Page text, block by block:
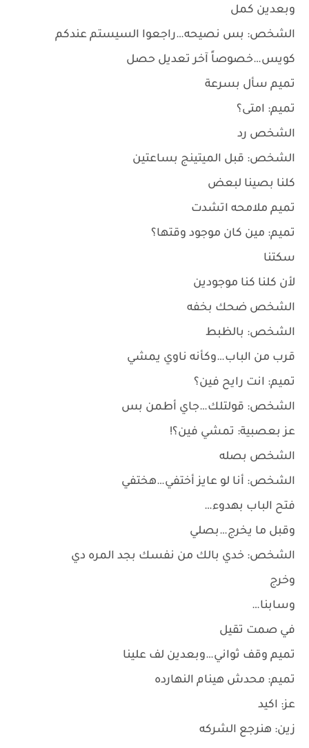
وبعدين كمل
الشخص: بس نصيحه…راجعوا السيستم عندكم
كويس…خصوصاً آخر تعديل حصل
تميم سأل بسرعة
تميم: امتى؟
الشخص رد
الشخص: قبل الميتينج بساعتين
كلنا بصينا لبعض
تميم ملامحه اتشدت
تميم: مين كان موجود وقتها؟
سكتنا
لأن كلنا كنا موجودين
الشخص ضحك بخفه
الشخص: بالظبط
قرب من الباب…وكأنه ناوي يمشي
تميم: انت رايح فين؟
الشخص: قولتلك…جاي أطمن بس
عز بعصبية: تمشي فين؟!
الشخص بصله
الشخص: أنا لو عايز أختفي…هختفي
فتح الباب بهدوء…
وقبل ما يخرج…بصلي
الشخص: خدي بالك من نفسك بجد المره دي
وخرج
وسابنا…
في صمت تقيل
تميم وقف ثواني…وبعدين لف علينا
تميم: محدش هينام النهارده
عز: اكيد
زين: هنرجع الشركه